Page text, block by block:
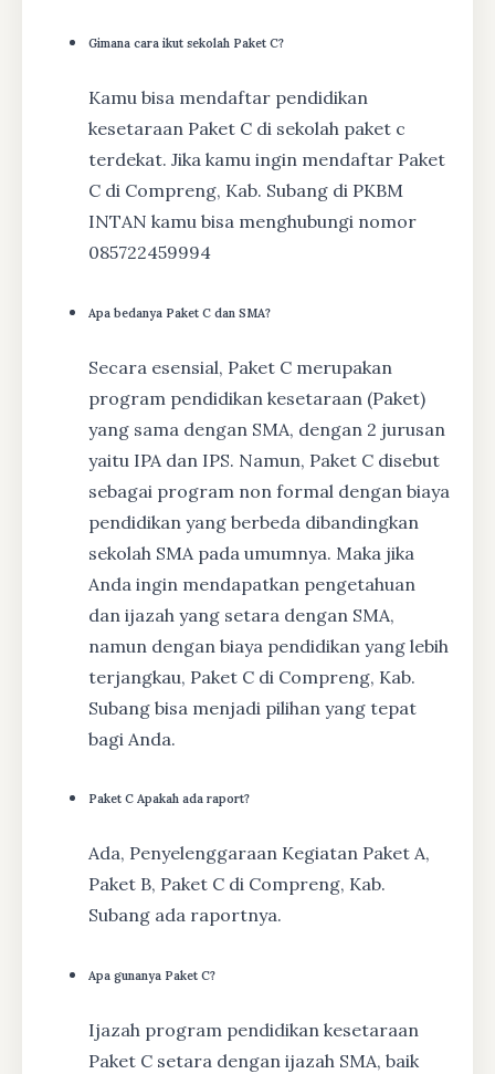
Gimana cara ikut sekolah Paket C?
Kamu bisa mendaftar pendidikan
kesetaraan Paket C di sekolah paket c
terdekat. Jika kamu ingin mendaftar Paket
C di Compreng, Kab. Subang di PKBM
INTAN kamu bisa menghubungi nomor
085722459994
Apa bedanya Paket C dan SMA?
Secara esensial, Paket C merupakan
program pendidikan kesetaraan (Paket)
yang sama dengan SMA, dengan 2 jurusan
yaitu IPA dan IPS. Namun, Paket C disebut
sebagai program non formal dengan biaya
pendidikan yang berbeda dibandingkan
sekolah SMA pada umumnya. Maka jika
Anda ingin mendapatkan pengetahuan
dan ijazah yang setara dengan SMA,
namun dengan biaya pendidikan yang lebih
terjangkau, Paket C di Compreng, Kab.
Subang bisa menjadi pilihan yang tepat
bagi Anda.
Paket C Apakah ada raport?
Ada, Penyelenggaraan Kegiatan Paket A,
Paket B, Paket C di Compreng, Kab.
Subang ada raportnya.
Apa gunanya Paket C?
Ijazah program pendidikan kesetaraan
Paket C setara dengan ijazah SMA, baik